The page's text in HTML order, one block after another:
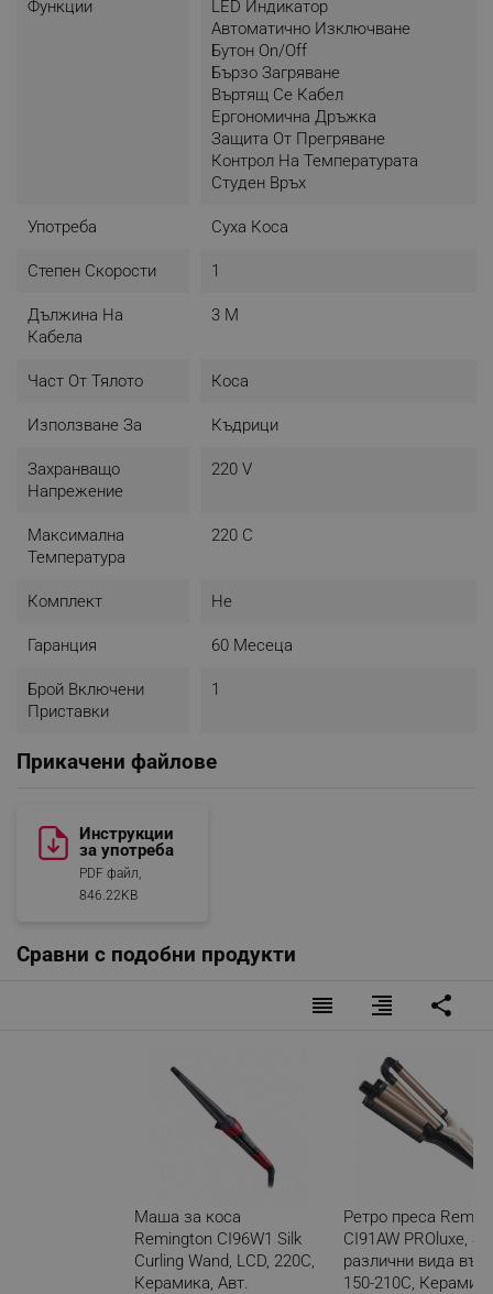
Функции
LED Индикатор
Автоматично Изключване
Бутон On/Off
Бързо Загряване
Въртящ Се Кабел
Ергономична Дръжка
Защита От Прегряване
Контрол На Температурата
Студен Връх
Употреба Суха Коса
Степен Скорости 1
Дължина На
Кабела
3 M
Част От Тялото Коса
Използване За Къдрици
Захранващо
Напрежение
220 V
Максимална
Температура
220 C
Комплект Не
Гаранция 60 Месеца
Брой Включени
Приставки
1
Прикачени файлове
Инструкции
за употреба
PDF файл,
846.22KB
Сравни с подобни продукти
reorder format_align_right share
Маша за коса
Remington CI96W1 Silk
Curling Wand, LCD, 220C,
Керамика, Авт.
Ретро преса
CI91AW PROluxe,
различни вида
150-210C,